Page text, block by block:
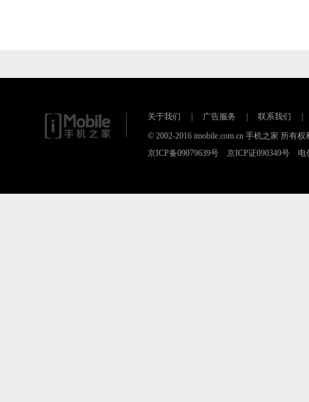
关于我们 广告服务 联系我们
© 2002-2016 imobile.com.cn 手机之家 所有
京ICP备09079639号 京ICP证090349号 电